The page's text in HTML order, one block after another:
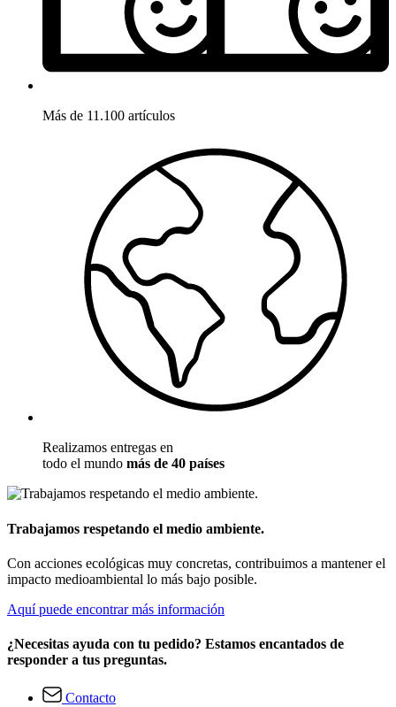
Más de 11.100 artículos
Realizamos entregas en
todo el mundo más de 40 países
Trabajamos respetando el medio ambiente.
Con acciones ecológicas muy concretas, contribuimos a mantener el
impacto medioambiental lo más bajo posible.
Aquí puede encontrar más información
¿Necesitas ayuda con tu pedido? Estamos encantados de
responder a tus preguntas.
Contacto